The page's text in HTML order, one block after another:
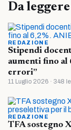
Da
REDAZIONE
Stipendi
aumenti fino al
errori”
11 Luglio 2026 · 348
REDAZIONE
TFA sostegno